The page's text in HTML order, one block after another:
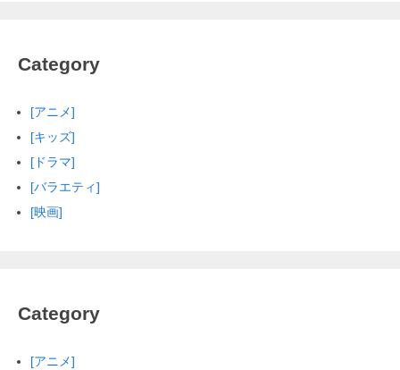
Category
[アニメ]
[キッズ]
[ドラマ]
[バラエティ]
[映画]
Category
[アニメ]